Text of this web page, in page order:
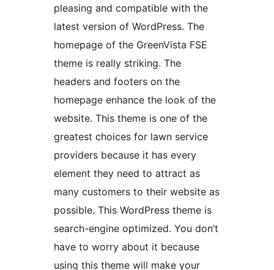
pleasing and compatible with the
latest version of WordPress. The
homepage of the GreenVista FSE
theme is really striking. The
headers and footers on the
homepage enhance the look of the
website. This theme is one of the
greatest choices for lawn service
providers because it has every
element they need to attract as
many customers to their website as
possible. This WordPress theme is
search-engine optimized. You don’t
have to worry about it because
using this theme will make your